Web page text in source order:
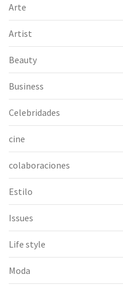
Arte
Artist
Beauty
Business
Celebridades
cine
colaboraciones
Estilo
Issues
Life style
Moda